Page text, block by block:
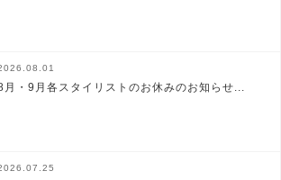
月・9月各スタイリストのお休みのお知らせ...